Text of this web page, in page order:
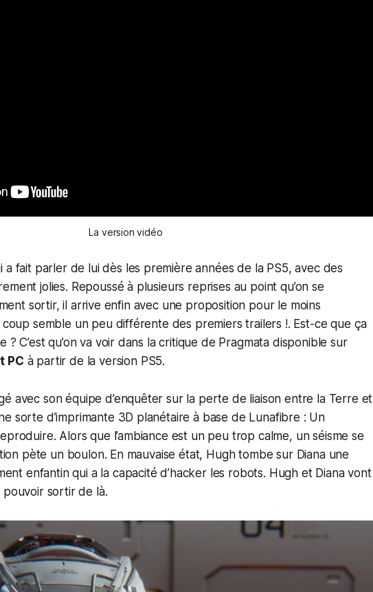
La version vidéo
a fait parler de lui dès les première années de la PS5, avec des
jolies. Repoussé à plusieurs reprises au point qu’on se
sortir, il arrive enfin avec une proposition pour le moins
semble un peu différente des premiers trailers !. Est-ce que ça
? C’est qu’on va voir dans la critique de Pragmata disponible sur
PC à partir de la version PS5.
avec son équipe d’enquêter sur la perte de liaison entre la Terre et
sorte d’imprimante 3D planétaire à base de Lunafibre : Un
Alors que l’ambiance est un peu trop calme, un séisme se
pète un boulon. En mauvaise état, Hugh tombe sur Diana une
enfantin qui a la capacité d’hacker les robots. Hugh et Diana vont
pouvoir sortir de là.